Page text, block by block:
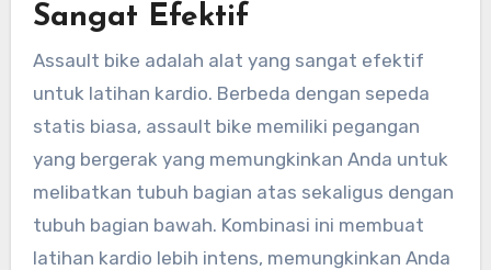
Sangat Efektif
Assault bike adalah alat yang sangat efektif
untuk latihan kardio. Berbeda dengan sepeda
statis biasa, assault bike memiliki pegangan
yang bergerak yang memungkinkan Anda untuk
melibatkan tubuh bagian atas sekaligus dengan
tubuh bagian bawah. Kombinasi ini membuat
latihan kardio lebih intens, memungkinkan Anda